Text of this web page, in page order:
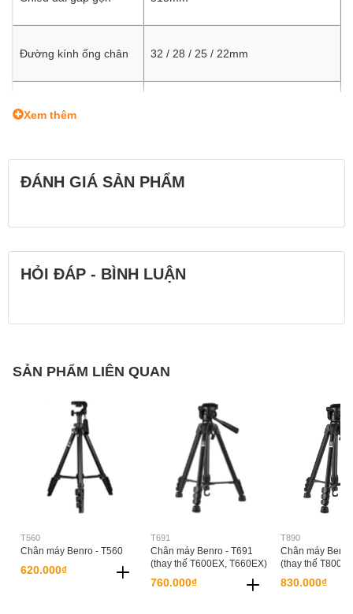
Đường kính ống chân 32 / 28 / 25 / 22mm
Số đoạn chân
Xem thêm
ĐÁNH GIÁ SẢN PHẨM
HỎI ĐÁP - BÌNH LUẬN
SẢN PHẨM LIÊN QUAN
T560
Chân máy Benro - T560
620.000₫
T691
Chân máy Benro - T691
(thay thế T600EX, T660EX)
760.000₫
T890
Chân máy
(thay thế
830.000₫